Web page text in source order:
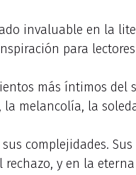
invaluable en la
para
más íntimos del
melancolía, la
complejidades.
y en la